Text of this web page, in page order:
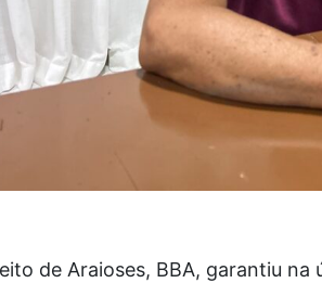
de Araioses, BBA, garantiu